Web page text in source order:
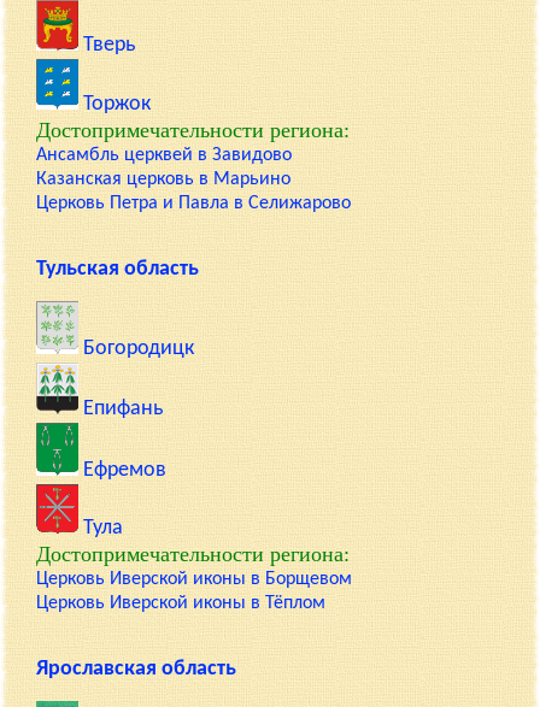
Тверь
Торжок
Достопримечательности региона:
Ансамбль церквей в Завидово
Казанская церковь в Марьино
Церковь Петра и Павла в Селижарово
Тульская область
Богородицк
Епифань
Ефремов
Тула
Достопримечательности региона:
Церковь Иверской иконы в Борщевом
Церковь Иверской иконы в Тёплом
Ярославская область